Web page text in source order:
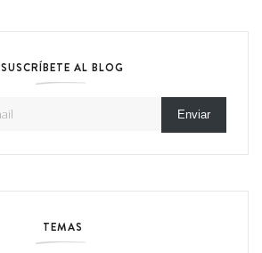
SUSCRÍBETE AL BLOG
Enviar
TEMAS